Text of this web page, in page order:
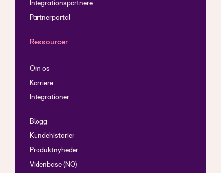
Integrationspartnere
Partnerportal
Ressourcer
Om os
Karriere
Integrationer
Blogg
Kundehistorier
Produktnyheder
Videnbase (NO)